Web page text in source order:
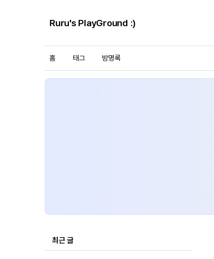
Ruru's PlayGround :)
홈 태그 방명록
최근 글